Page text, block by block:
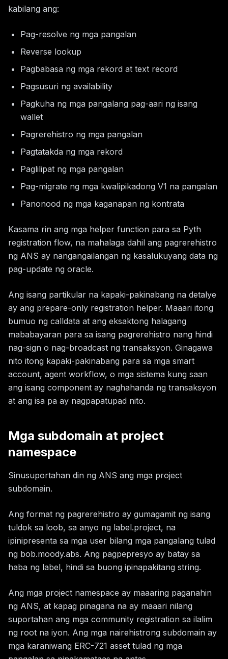
kabilang ang:
Pag-resolve ng mga pangalan
Reverse lookup
Pagbabasa ng mga rekord at text record
Pagsusuri ng availability
Pagkuha ng mga pangalang pag-aari ng isang
wallet
Pagrerehistro ng mga pangalan
Pagtatakda ng mga rekord
Paglilipat ng mga pangalan
Pag-migrate ng mga kwalipikadong V1 na pangalan
Panonood ng mga kaganapan ng kontrata
Kasama rin ang mga helper function para sa Pyth
registration flow, na mahalaga dahil ang pagrerehistro
ng ANS ay nangangailangan ng kasalukuyang data ng
pag-update ng oracle.
Ang isang partikular na kapaki-pakinabang na detalye
ay ang prepare-only registration helper. Maaari itong
bumuo ng calldata at ang eksaktong halagang
mababayaran para sa isang pagrerehistro nang hindi
nag-sign o nag-broadcast ng transaksyon. Ginagawa
nito itong kapaki-pakinabang para sa mga smart
account, agent workflow, o mga sistema kung saan
ang isang component ay naghahanda ng transaksyon
at ang isa pa ay nagpapatupad nito.
Mga subdomain at project
namespace
Sinusuportahan din ng ANS ang mga project
subdomain.
Ang format ng pagrerehistro ay gumagamit ng isang
tuldok sa loob, sa anyo ng label.project, na
ipinipresenta sa mga user bilang mga pangalang tulad
ng bob.moody.abs. Ang pagpepresyo ay batay sa
haba ng label, hindi sa buong ipinapakitang string.
Ang mga project namespace ay maaaring paganahin
ng ANS, at kapag pinagana na ay maaari nilang
suportahan ang mga community registration sa ilalim
ng root na iyon. Ang mga nairehistrong subdomain ay
mga karaniwang ERC-721 asset tulad ng mga